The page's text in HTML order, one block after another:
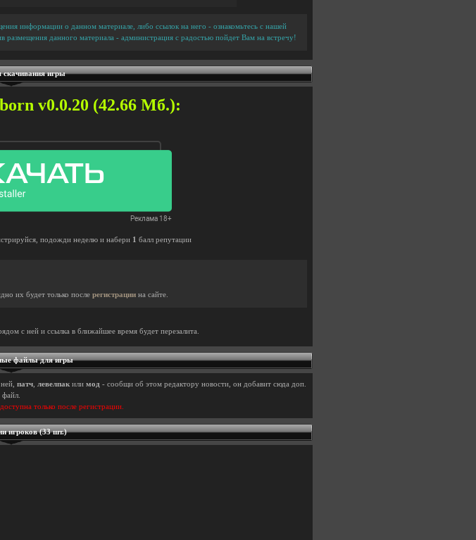
информации о данном материале, либо ссылок на него - ознакомьтесь с нашей
размещения данного материала - администрация с радостью пойдет Вам на встречу!
скачивания игры
v0.0.20 (42.66 Мб.):
подожди неделю и набери 1 балл репутации
их будет только после регистрациина сайте.
с ней и ссылка в ближайшее время будет перезалита.
файлы для игры
патч левелпак или мод - сообщи об этом редактору новости, он добавит сюда доп.
файл.
только после регистрации.
игроков (33 шт.)